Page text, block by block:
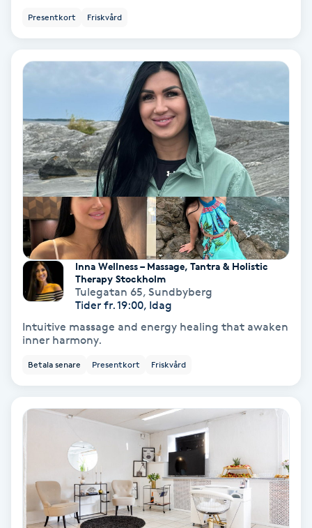
Navelpiercing
NBE-massage
Ny frisyr
Olaplex
Olaplexbehandling
Ombre
Ombre naglar
Ortobionomi
Presentkort Friskvård
Inna Wellness – Massage, Tantra & Holistic
Therapy Stockholm
Tulegatan 65, Sundbyberg
Tider fr. 19:00, Idag
Intuitive massage and energy healing that awaken
inner harmony.
Betala senare Presentkort Friskvård